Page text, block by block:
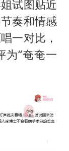
试图贴近
奏和情感
一对比，
为“奄奄一